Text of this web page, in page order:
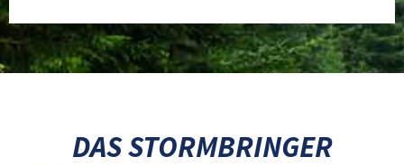
DAS STORMBRINGER